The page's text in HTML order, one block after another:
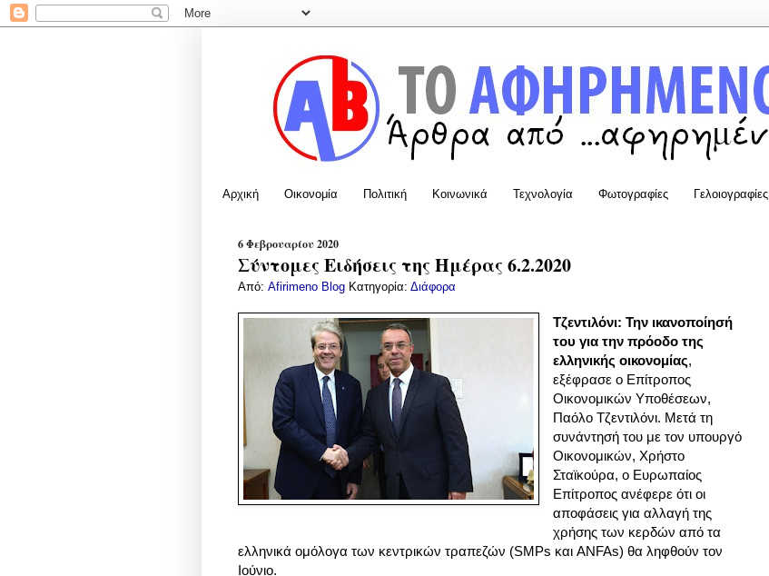
Αρχική Οικονομία Πολιτική Κοινωνικά Τεχνολογία Φωτογραφίες Γελοιογραφίες
6 Φεβρουαρίου 2020
Σύντομες Ειδήσεις της Ημέρας 6.2.2020
Από: Afirimeno Blog Κατηγορία: Διάφορα
Τζεντιλόνι: Την ικανοποίησή
του για την πρόοδο της
ελληνικής οικονομίας,
εξέφρασε ο Επίτροπος
Οικονομικών Υποθέσεων,
Παόλο Τζεντιλόνι. Μετά τη
συνάντησή του με τον υπουργό
Οικονομικών, Χρήστο
Σταϊκούρα, ο Ευρωπαίος
Επίτροπος ανέφερε ότι οι
αποφάσεις για αλλαγή της
χρήσης των κερδών από τα
ελληνικά ομόλογα των κεντρικών τραπεζών (SMPs και ANFAs) θα ληφθούν τον
Ιούνιο.